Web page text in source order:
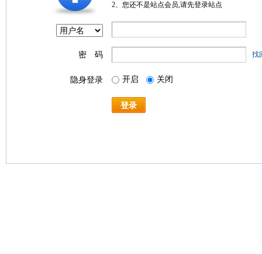
2、您还不是站点会员,请先登录站点
密 码 找
隐身登录 开启 关闭
登录